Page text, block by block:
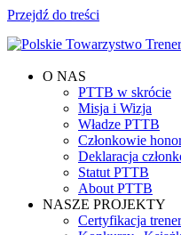
Przejdź do treści
O NAS
PTTB w skrócie
Misja i Wizja
Władze PTTB
Członkowie
Deklaracja
Statut PTTB
About PTTB
NASZE PROJEKTY
Certyfikacja